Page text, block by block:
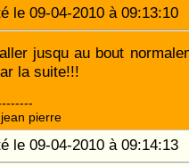
le 09-04-2010 à
jusqu au bout
la suite!!!
pierre
le 09-04-2010 à